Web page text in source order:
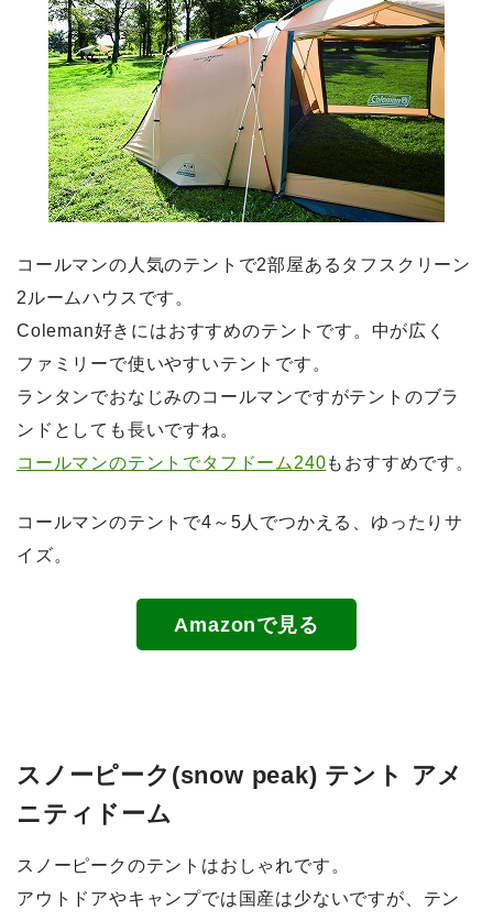
コールマンの人気のテントで2部屋あるタフスクリーン
2ルームハウスです。
Coleman好きにはおすすめのテントです。中が広く
ファミリーで使いやすいテントです。
ランタンでおなじみのコールマンですがテントのブラ
ンドとしても長いですね。
コールマンのテントでタフドーム240もおすすめです。
コールマンのテントで4～5人でつかえる、ゆったりサ
イズ。
Amazonで見る
スノーピーク(snow peak) テント アメ
ニティドーム
スノーピークのテントはおしゃれです。
アウトドアやキャンプでは国産は少ないですが、テン